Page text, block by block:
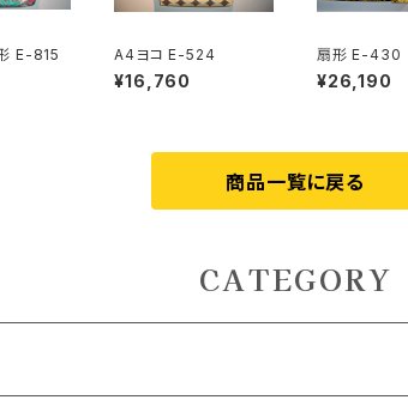
E-815 A4ヨコ E-524
¥16,760
扇形 E-430
¥26,190
商品一覧に戻る
CATEGORY